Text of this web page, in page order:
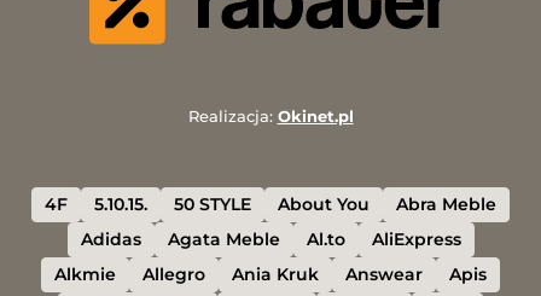
Realizacja: Okinet.pl
4F 5.10.15. 50 STYLE About You
Abra Meble
Adidas
Agata Meble Al.to
AliExpress
Alkmie
Allegro Ania Kruk Answear Apis